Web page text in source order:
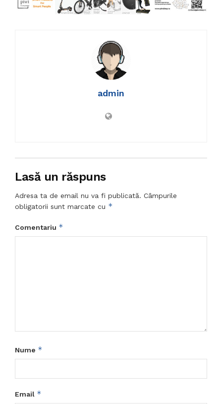
admin
Lasă un răspuns
Adresa ta de email nu va fi publicată. Câmpurile
obligatorii sunt marcate cu *
Comentariu *
Nume *
Email *